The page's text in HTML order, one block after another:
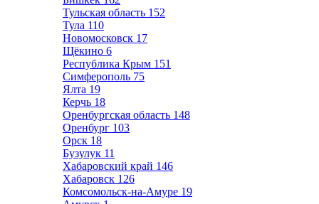
Тульская область 152
Тула 110
Новомосковск 17
Щёкино 6
Республика Крым 151
Симферополь 75
Ялта 19
Керчь 18
Оренбургская область 148
Оренбург 103
Орск 18
Бузулук 11
Хабаровский край 146
Хабаровск 126
Комсомольск-на-Амуре 19